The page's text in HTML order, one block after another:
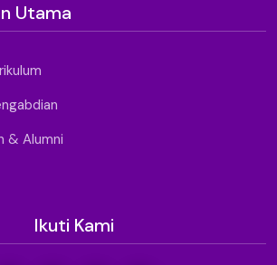
Utama
& Alumni
Ikuti Kami